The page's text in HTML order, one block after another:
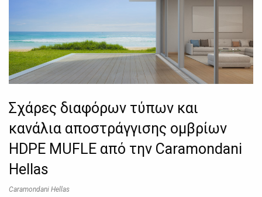
Σχάρες διαφόρων τύπων και
κανάλια αποστράγγισης ομβρίων
HDPE MUFLE από την Caramondani
Hellas
Caramondani Hellas